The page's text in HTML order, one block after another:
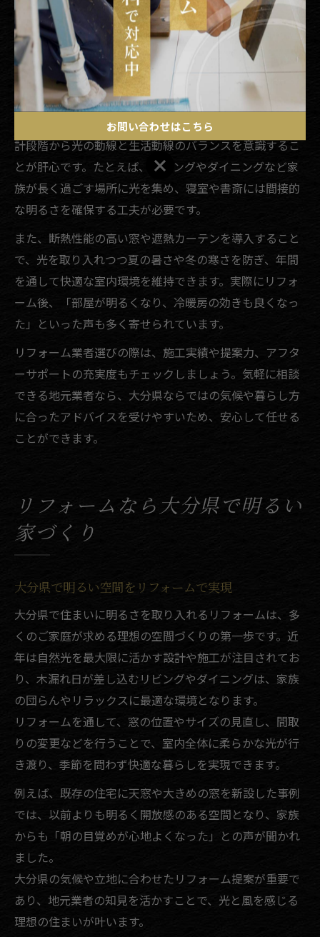
せた設計を検討しましょう。専門業者の提案を参考にす
ることで、快適さとデザイン性を両立した住まいが実現
します。
リフォームで快適さと光を両立させるコツ
リフォームで快適さと自然光を両立させるためには、設
計段階から光の動線と生活動線のバランスを意識するこ
とが肝心です。たとえば、リビングやダイニングなど家
族が長く過ごす場所に光を集め、寝室や書斎には間接的
な明るさを確保する工夫が必要です。
また、断熱性能の高い窓や遮熱カーテンを導入すること
で、光を取り入れつつ夏の暑さや冬の寒さを防ぎ、年間
を通して快適な室内環境を維持できます。実際にリフォ
ーム後、「部屋が明るくなり、冷暖房の効きも良くなっ
た」といった声も多く寄せられています。
リフォーム業者選びの際は、施工実績や提案力、アフタ
ーサポートの充実度もチェックしましょう。気軽に相談
できる地元業者なら、大分県ならではの気候や暮らし方
に合ったアドバイスを受けやすいため、安心して任せる
ことができます。
リフォームなら大分県で明るい
家づくり
大分県で明るい空間をリフォームで実現
大分県で住まいに明るさを取り入れるリフォームは、多
くのご家庭が求める理想の空間づくりの第一歩です。近
年は自然光を最大限に活かす設計や施工が注目されてお
り、木漏れ日が差し込むリビングやダイニングは、家族
の団らんやリラックスに最適な環境となります。
リフォームを通して、窓の位置やサイズの見直し、間取
りの変更などを行うことで、室内全体に柔らかな光が行
き渡り、季節を問わず快適な暮らしを実現できます。
例えば、既存の住宅に天窓や大きめの窓を新設した事例
では、以前よりも明るく開放感のある空間となり、家族
からも「朝の目覚めが心地よくなった」との声が聞かれ
ました。
大分県の気候や立地に合わせたリフォーム提案が重要で
あり、地元業者の知見を活かすことで、光と風を感じる
理想の住まいが叶います。
お問い合わせはこちら
お問い合わせはこちら